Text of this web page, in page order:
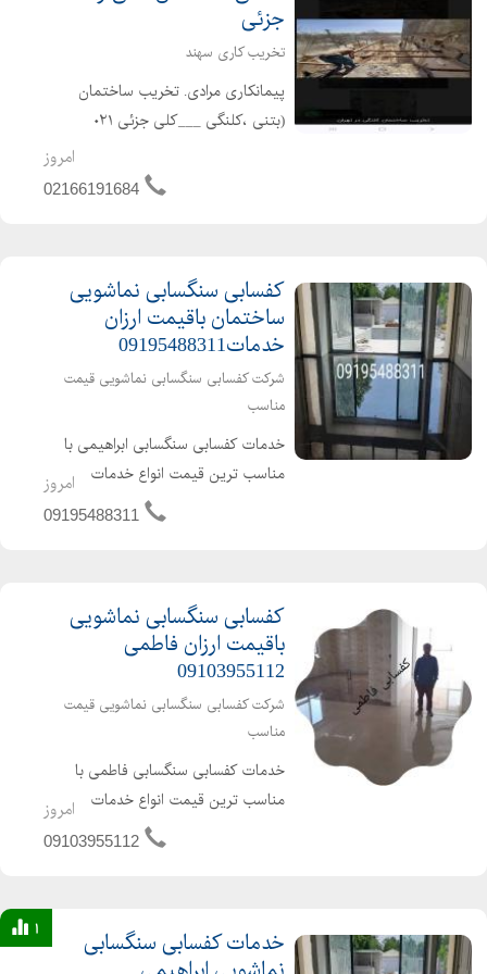
جزئی
تخریب کاری سهند
پیمانکاری مرادی. تخریب ساختمان
(بتنی ،کلنگی ___کلی جزئی ۰۲۱
ضایعات ،خاکبرداری ،گودبرداری با انواع
امروز
02166191684
کفسابی سنگسابی نماشویی
ساختمان باقیمت ارزان
خدمات09195488311
شرکت کفسابی سنگسابی نماشویی قیمت
مناسب
خدمات کفسابی سنگسابی ابراهیمی با
مناسب ترین قیمت انواع خدمات
کفسابی اعم از کفسابی پارکینگ پارکت
امروز
09195488311
کفسابی سنگسابی نماشویی
باقیمت ارزان فاطمی
09103955112
شرکت کفسابی سنگسابی نماشویی قیمت
مناسب
خدمات کفسابی سنگسابی فاطمی با
مناسب ترین قیمت انواع خدمات
کفسابی اعم از کفسابی پارکینگ پارکت
امروز
09103955112
1
خدمات کفسابی سنگسابی